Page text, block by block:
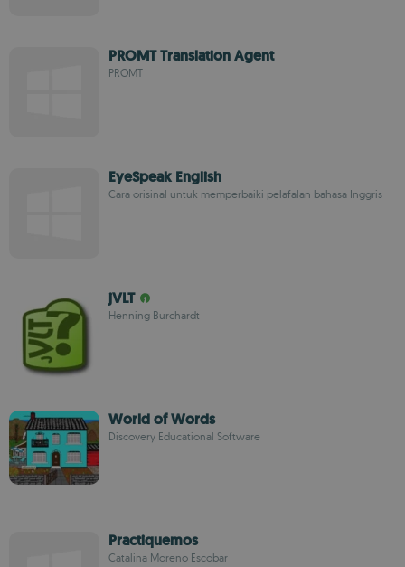
PROMT Translation Agent
PROMT
EyeSpeak English
Cara orisinal untuk memperbaiki pelafalan bahasa Inggris
jVLT
Henning Burchardt
World of Words
Discovery Educational Software
Practiquemos
Catalina Moreno Escobar